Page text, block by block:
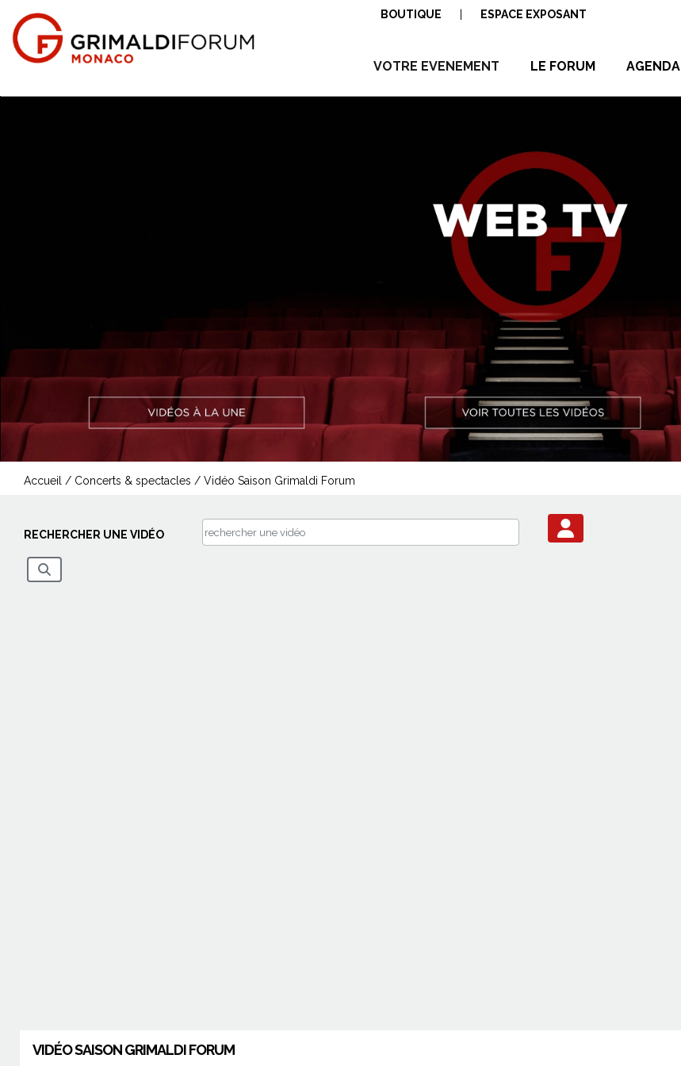
BOUTIQUE ESPACE EXPOSANT
VOTRE EVENEMENT LE FORUM AGENDA
Accueil / Concerts & spectacles / Vidéo Saison Grimaldi Forum
RECHERCHER UNE VIDÉO
VIDÉO SAISON GRIMALDI FORUM